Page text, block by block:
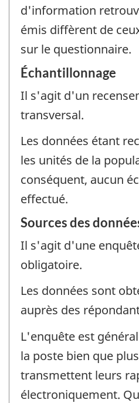
d'information
émis diffèrent de
sur le questionnaire.
Échantillonnage
Il s'agit d'un
transversal.
Les données étant
les unités de la
conséquent, aucun
effectué.
Sources des
Il s'agit d'une
obligatoire.
Les données sont
auprès des
L'enquête est
la poste bien que
transmettent leurs
électroniquement.